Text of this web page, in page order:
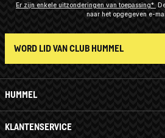
HUMMEL
KLANTENSERVICE
Er zijn enkele uitzonderingen van toepassing*
naar het opgegeven e-
WORD LID VAN CLUB HUMMEL